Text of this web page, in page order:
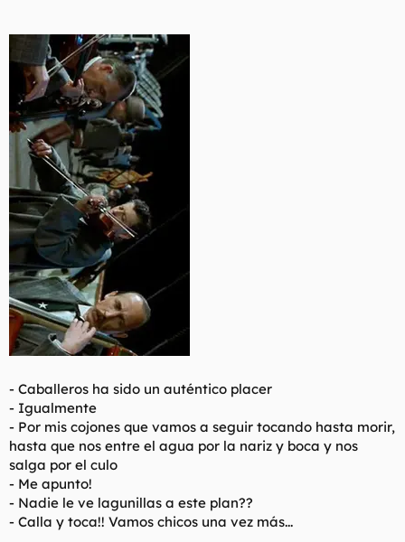
- Caballeros ha sido un auténtico placer
- Igualmente
- Por mis cojones que vamos a seguir tocando hasta morir,
hasta que nos entre el agua por la nariz y boca y nos
salga por el culo
- Me apunto!
- Nadie le ve lagunillas a este plan??
- Calla y toca!! Vamos chicos una vez más...